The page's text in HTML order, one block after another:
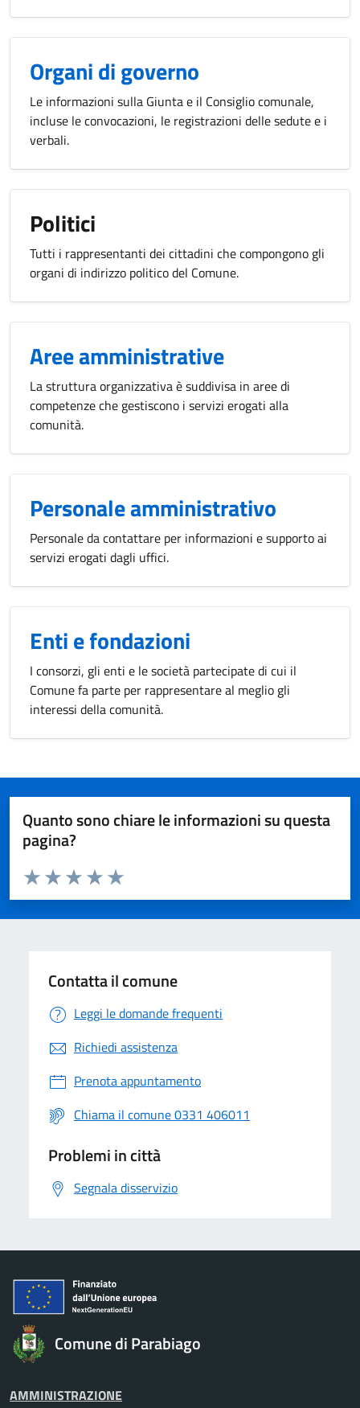
Organi di governo
Le informazioni sulla Giunta e il Consiglio comunale,
incluse le convocazioni, le registrazioni delle sedute e i
verbali.
Politici
Tutti i rappresentanti dei cittadini che compongono gli
organi di indirizzo politico del Comune.
Aree amministrative
La struttura organizzativa è suddivisa in aree di
competenze che gestiscono i servizi erogati alla
comunità.
Personale amministrativo
Personale da contattare per informazioni e supporto ai
servizi erogati dagli uffici.
Enti e fondazioni
I consorzi, gli enti e le società partecipate di cui il
Comune fa parte per rappresentare al meglio gli
interessi della comunità.
Quanto sono chiare le informazioni su questa
pagina?
Valuta da 1 a 5 stelle la pagina
Valuta 5 stelle su 5
Valuta 4 stelle su 5
Valuta 3 stelle su 5
Valuta 2 stelle su 5
Valuta 1 stelle su 5
Contatta il comune
Leggi le domande frequenti
Richiedi assistenza
Prenota appuntamento
Chiama il comune 0331 406011
Problemi in città
Segnala disservizio
Comune di Parabiago
AMMINISTRAZIONE